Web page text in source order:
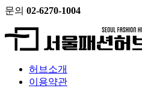
문의 02-6270-1004
허브소개
이용약관